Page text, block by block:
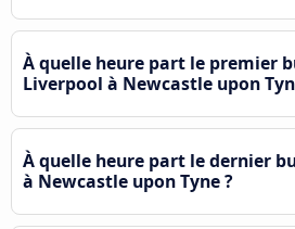
À quelle heure part le premier
Liverpool à Newcastle upon
À quelle heure part le dernier
à Newcastle upon Tyne ?